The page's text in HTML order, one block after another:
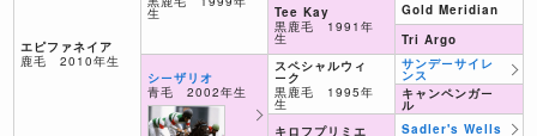
エピファネイア
鹿毛 2010年生
生
シーザリオ
青毛 2002年生
Tee Kay
黒鹿毛 1991年
生
スペシャルウィ
ーク
黒鹿毛 1995年
生
キロフプリミエ
Gold Meridian
Tri Argo
サンデーサイレ
ンス
キャンペンガー
ル
Sadler's Wells